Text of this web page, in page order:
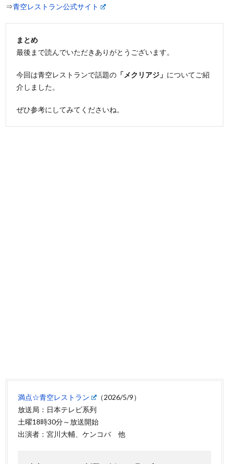
⇒青空レストラン公式サイト
まとめ
最後まで読んでいただきありがとうございます。
今回は青空レストランで話題の 「メクリアジ」 についてご紹
介しました。
ぜひ参考にしてみてくださいね。
満点☆青空レストラン
（2026/5/9）
放送局：日本テレビ系列
土曜18時30分～放送開始
出演者：宮川大輔、ケンコバ 他